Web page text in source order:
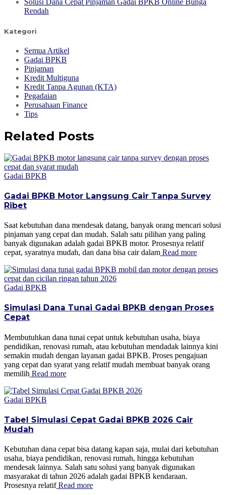
Solusi Dana Cepat Pinjaman Gadai BPKB Online Bunga
Rendah
Kategori
Semua Artikel
Gadai BPKB
Pinjaman
Kredit Multiguna
Kredit Tanpa Agunan (KTA)
Pegadaian
Perusahaan Finance
Tips
Related Posts
Gadai BPKB
Gadai BPKB Motor Langsung Cair Tanpa Survey
Ribet
Saat kebutuhan dana mendesak datang, banyak orang mencari solusi
pinjaman yang cepat dan mudah. Salah satu pilihan yang paling
banyak digunakan adalah gadai BPKB motor. Prosesnya relatif
cepat, syaratnya mudah, dan dana bisa cair dalam Read more
Gadai BPKB
Simulasi Dana Tunai Gadai BPKB dengan Proses
Cepat
Membutuhkan dana tunai cepat untuk kebutuhan usaha, biaya
pendidikan, renovasi rumah, atau kebutuhan mendadak lainnya kini
semakin mudah dengan layanan gadai BPKB. Proses pengajuan
yang cepat dan syarat yang relatif mudah membuat banyak orang
memilih Read more
Gadai BPKB
Tabel Simulasi Cepat Gadai BPKB 2026 Cair
Mudah
Kebutuhan dana cepat bisa datang kapan saja, mulai dari kebutuhan
usaha, biaya pendidikan, renovasi rumah, hingga kebutuhan
mendesak lainnya. Salah satu solusi yang banyak digunakan
masyarakat di tahun 2026 adalah gadai BPKB kendaraan.
Prosesnya relatifRead more